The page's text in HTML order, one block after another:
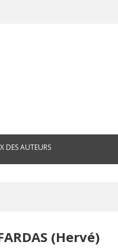
DES AUTEURS
(Hervé)